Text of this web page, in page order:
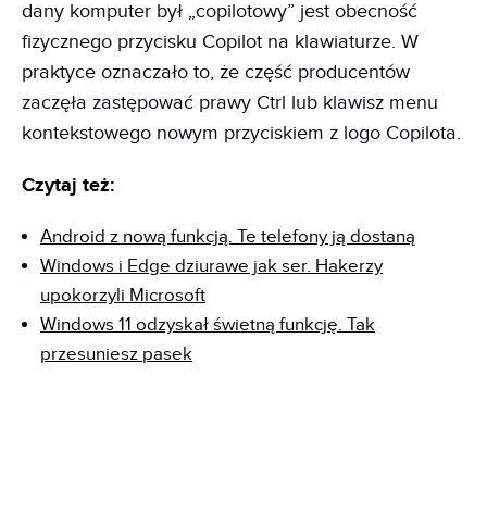
dany komputer był „copilotowy” jest obecność
fizycznego przycisku Copilot na klawiaturze. W
praktyce oznaczało to, że część producentów
zaczęła zastępować prawy Ctrl lub klawisz menu
kontekstowego nowym przyciskiem z logo Copilota.
Czytaj też:
Android z nową funkcją. Te telefony ją dostaną
Windows i Edge dziurawe jak ser. Hakerzy
upokorzyli Microsoft
Windows 11 odzyskał świetną funkcję. Tak
przesuniesz pasek